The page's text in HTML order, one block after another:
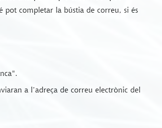
pot completar la bústia de correu, si és
a l’adreça de correu electrònic del